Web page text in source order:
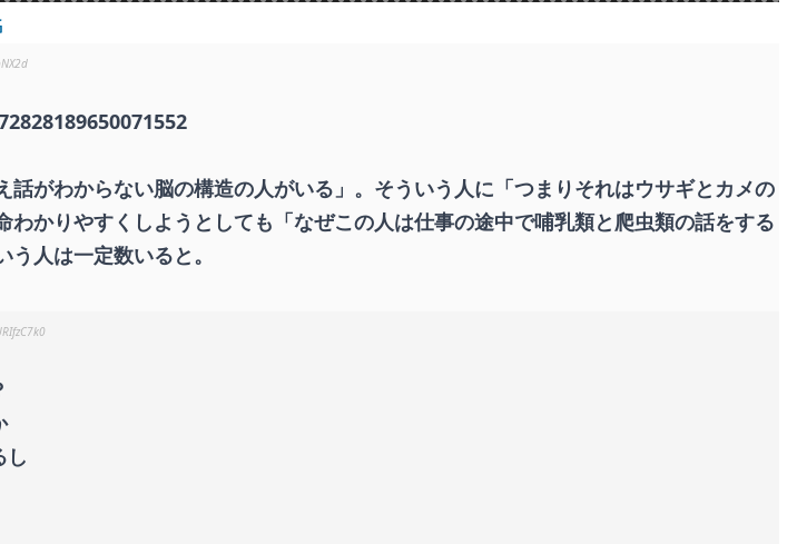
話がわからない脳の構造の人がいる」。そういう人に「つまりそれはウサギとカメの
わかりやすくしようとしても「なぜこの人は仕事の途中で哺乳類と爬虫類の話をする
人は一定数いると。
し